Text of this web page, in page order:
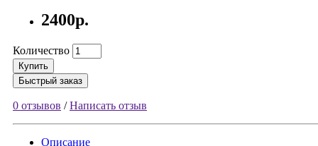
2400р.
Количество
Купить
Быстрый заказ
0 отзывов /Написать отзыв
Описание